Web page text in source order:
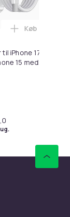
kurven
mesh tasker - 24
iPhone 17 /
15 med
Læg
Køb